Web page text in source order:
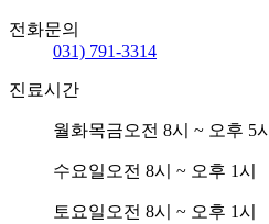
전화문의
031) 791-3314
진료시간
월화목금오전 8시 ~ 오후 5시
수요일 오전 8시 ~ 오후 1시
토요일 오전 8시 ~ 오후 1시